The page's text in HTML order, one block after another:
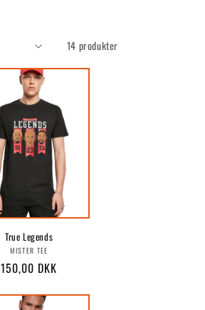
14 produkter
True Legends
Forhandler:
MISTER TEE
Normalpris
150,00 DKK